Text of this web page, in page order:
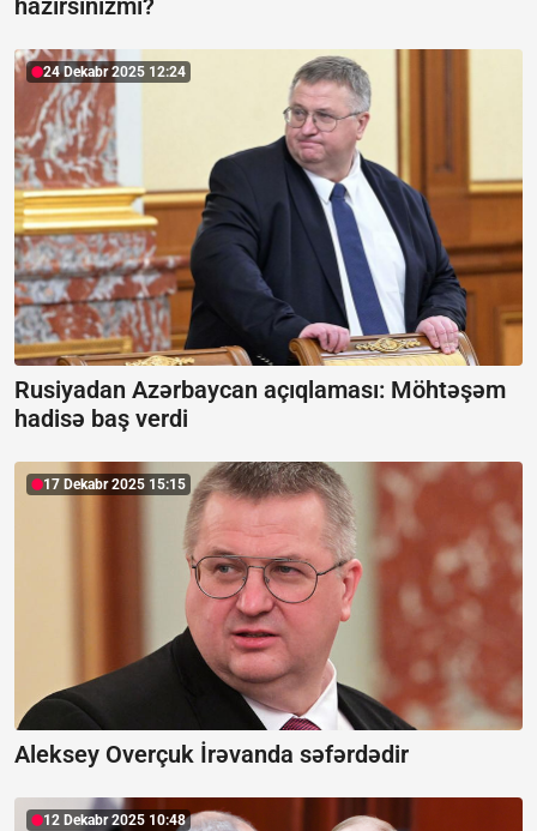
hazırsınızmı?
24 Dekabr 2025 12:24
Rusiyadan Azərbaycan açıqlaması: Möhtəşəm
hadisə baş verdi
17 Dekabr 2025 15:15
Aleksey Overçuk İrəvanda səfərdədir
12 Dekabr 2025 10:48